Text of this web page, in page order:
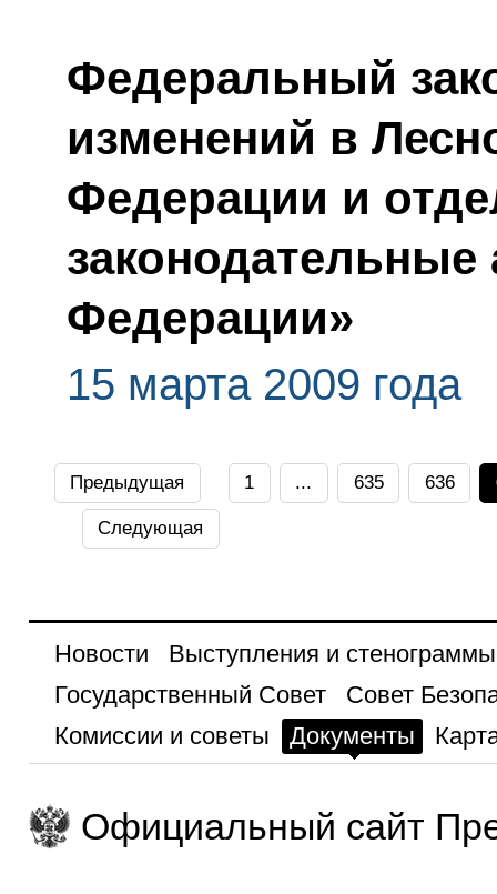
Федеральный
изменений в
Федерации и
законодательные
Федерации»
15 марта 2009 года
Предыдущая 1 ... 635 636
Следующая
Новости
Выступления и стенограммы
Государственный Совет
Совет
Комиссии и советы
Документы
Официальный сайт